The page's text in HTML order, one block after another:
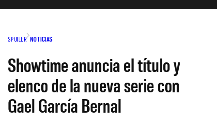
SPOILER NOTICIAS
Showtime anuncia el título y
elenco de la nueva serie con
Gael García Bernal